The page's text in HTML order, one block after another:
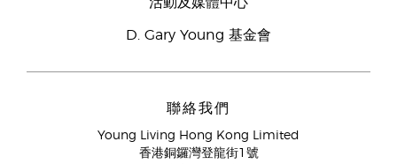
D. Gary Young 基金會
聯絡我們
Young Living Hong Kong Limited
香港銅鑼灣登龍街1號